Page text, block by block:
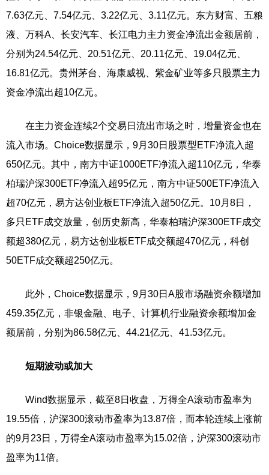
7.63亿元、7.54亿元、3.22亿元、3.11亿元。东方财富、五粮
液、万科A、长安汽车、长江电力主力资金净流出金额居前，
分别为24.54亿元、20.51亿元、20.11亿元、19.04亿元、
16.81亿元。贵州茅台、海康威视、紫金矿业等多只股票主力
资金净流出超10亿元。
在主力资金连续2个交易日流出市场之时，增量资金也在
流入市场。Choice数据显示，9月30日股票型ETF净流入超
650亿元。其中，南方中证1000ETF净流入超110亿元，华泰
柏瑞沪深300ETF净流入超95亿元，南方中证500ETF净流入
超70亿元，易方达创业板ETF净流入超50亿元。10月8日，
多只ETF成交放量，创历史新高，华泰柏瑞沪深300ETF成交
额超380亿元，易方达创业板ETF成交额超470亿元，科创
50ETF成交额超250亿元。
此外，Choice数据显示，9月30日A股市场融资余额增加
459.35亿元，非银金融、电子、计算机行业融资余额增加金
额居前，分别为86.58亿元、44.21亿元、41.53亿元。
短期波动或加大
Wind数据显示，截至8日收盘，万得全A滚动市盈率为
19.55倍，沪深300滚动市盈率为13.87倍，而本轮连续上涨前
的9月23日，万得全A滚动市盈率为15.02倍，沪深300滚动市
盈率为11倍。